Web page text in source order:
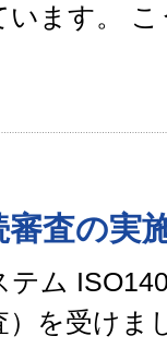
ます。
審査の実
ム
）を受けま